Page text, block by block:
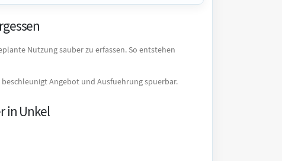
Nutzung sauber zu erfassen. So entstehen
Angebot und Ausfuehrung spuerbar.
in Unkel